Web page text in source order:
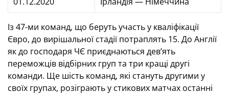
Із 47-ми команд, що беруть участь у кваліфікації
Євро, до вирішальної стадії потраплять 15. До Англії
як до господаря ЧЄ приєднаються дев’ять
переможців відбірних груп та три кращі другі
команди. Ще шість команд, які стануть другими у
своїх групах, розіграють у стикових матчах останні